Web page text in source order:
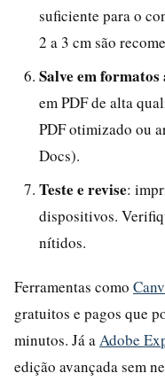
suficiente para o
2 a 3 cm são
Salve em formatos
em PDF de alta
PDF otimizado ou
Docs).
Teste e revise:
dispositivos.
nítidos.
Ferramentas como
gratuitos e pagos que
minutos. Já a Adobe
edição avançada sem